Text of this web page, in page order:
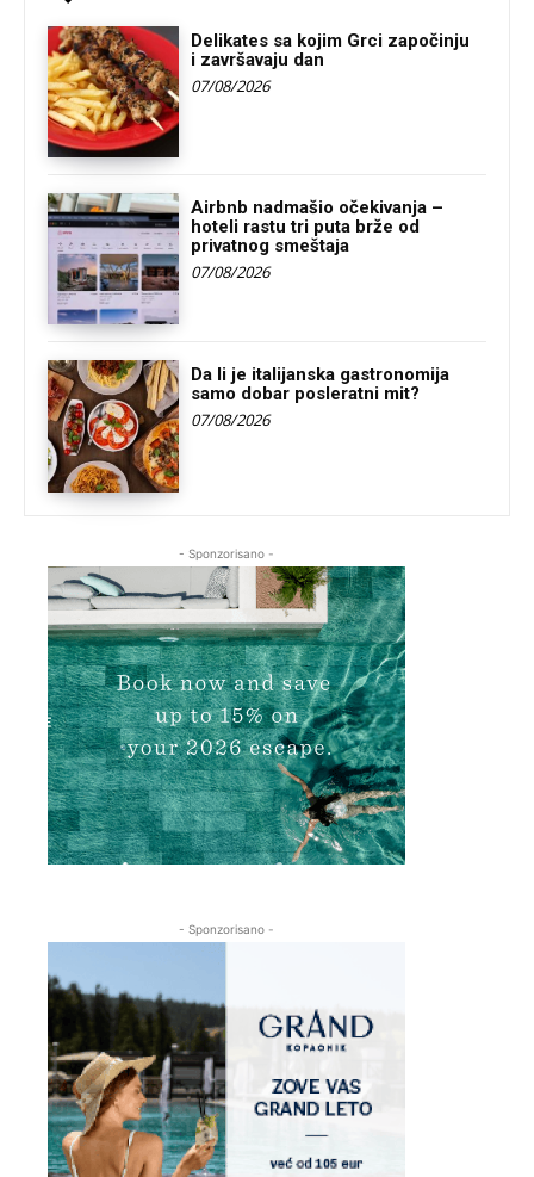
Delikates sa kojim Grci započinju
i završavaju dan
07/08/2026
Airbnb nadmašio očekivanja –
hoteli rastu tri puta brže od
privatnog smeštaja
07/08/2026
Da li je italijanska gastronomija
samo dobar posleratni mit?
07/08/2026
- Sponzorisano -
- Sponzorisano -